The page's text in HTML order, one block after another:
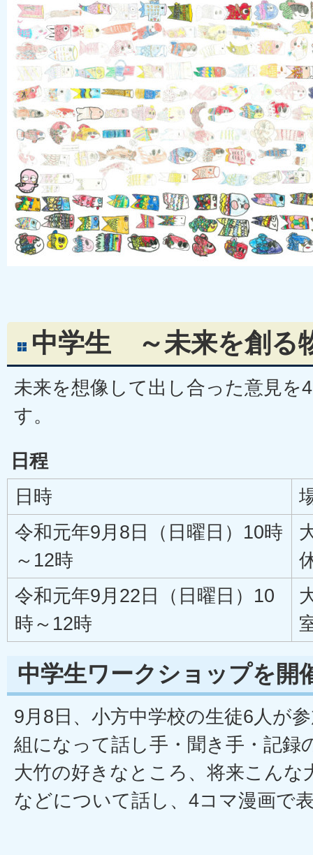
中学生 ～未来を創る
未来を想像して出し合った意見を
す。
日程
日時
令和元年9月8日（日曜日）10時
～12時
令和元年9月22日（日曜日）10
時～12時
中学生ワークショップを開
9月8日、小方中学校の生徒6人が
組になって話し手・聞き手・記録
大竹の好きなところ、将来こんな
などについて話し、4コマ漫画で